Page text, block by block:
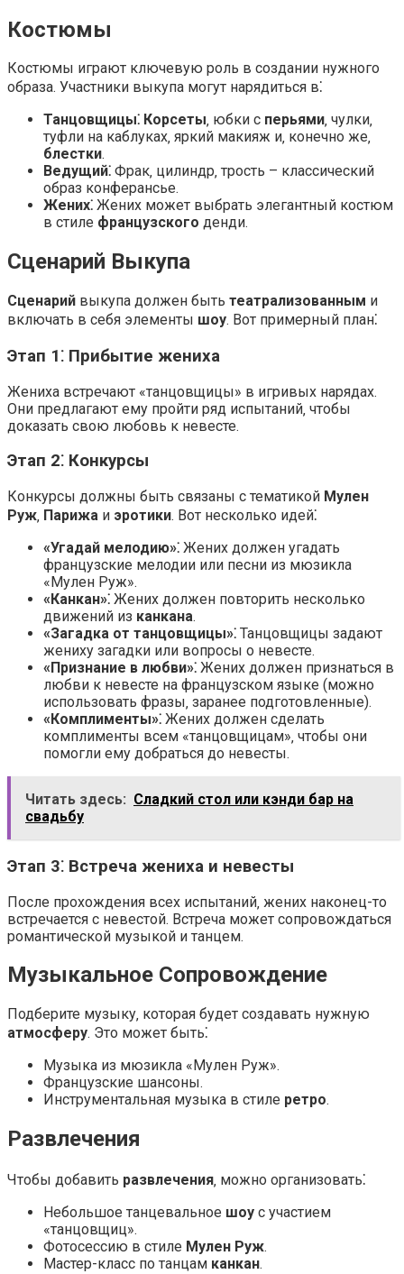
Костюмы
Костюмы играют ключевую роль в создании нужного
образа. Участники выкупа могут нарядиться в⁚
Танцовщицы⁚ Корсеты‚ юбки с перьями‚ чулки‚
туфли на каблуках‚ яркий макияж и‚ конечно же‚
блестки.
Ведущий⁚ Фрак‚ цилиндр‚ трость – классический
образ конферансье.
Жених⁚ Жених может выбрать элегантный костюм
в стиле французского денди.
Сценарий Выкупа
Сценарий выкупа должен быть театрализованным и
включать в себя элементы шоу. Вот примерный план⁚
Этап 1⁚ Прибытие жениха
Жениха встречают «танцовщицы» в игривых нарядах.
Они предлагают ему пройти ряд испытаний‚ чтобы
доказать свою любовь к невесте.
Этап 2⁚ Конкурсы
Конкурсы должны быть связаны с тематикой Мулен
Руж‚ Парижа и эротики. Вот несколько идей⁚
«Угадай мелодию»⁚ Жених должен угадать
французские мелодии или песни из мюзикла
«Мулен Руж».
«Канкан»⁚ Жених должен повторить несколько
движений из канкана.
«Загадка от танцовщицы»⁚ Танцовщицы задают
жениху загадки или вопросы о невесте.
«Признание в любви»⁚ Жених должен признаться в
любви к невесте на французском языке (можно
использовать фразы‚ заранее подготовленные).
«Комплименты»⁚ Жених должен сделать
комплименты всем «танцовщицам»‚ чтобы они
помогли ему добраться до невесты.
Читать здесь: Сладкий стол или кэнди бар на
свадьбу
Этап 3⁚ Встреча жениха и невесты
После прохождения всех испытаний‚ жених наконец-то
встречается с невестой. Встреча может сопровождаться
романтической музыкой и танцем.
Музыкальное Сопровождение
Подберите музыку‚ которая будет создавать нужную
атмосферу. Это может быть⁚
Музыка из мюзикла «Мулен Руж».
Французские шансоны.
Инструментальная музыка в стиле ретро.
Развлечения
Чтобы добавить развлечения‚ можно организовать⁚
Небольшое танцевальное шоу с участием
«танцовщиц».
Фотосессию в стиле Мулен Руж.
Мастер-класс по танцам канкан.